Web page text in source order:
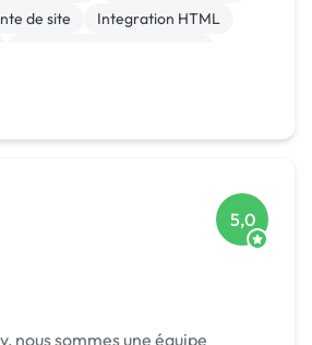
de site
Integration HTML
5,0
nous sommes une équipe